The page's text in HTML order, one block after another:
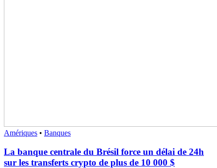
Amériques • Banques
La banque centrale du Brésil force un délai de 24h
sur les transferts crypto de plus de 10 000 $